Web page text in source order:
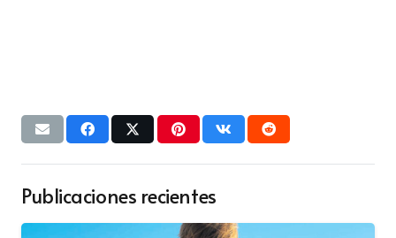
Publicaciones recientes